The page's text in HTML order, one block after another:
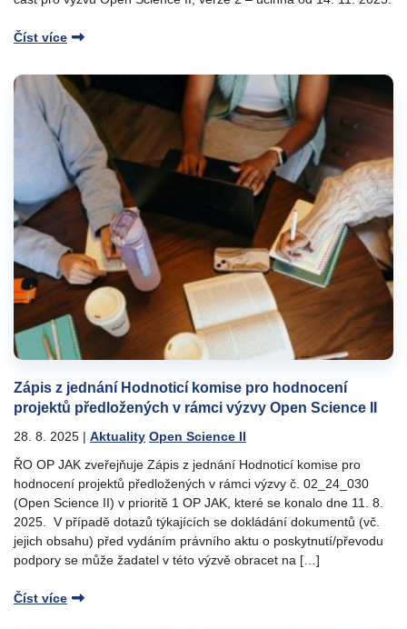
Číst více
Zápis z jednání Hodnoticí komise pro hodnocení
projektů předložených v rámci výzvy Open Science II
28. 8. 2025 | Aktuality Open Science II
ŘO OP JAK zveřejňuje Zápis z jednání Hodnoticí komise pro
hodnocení projektů předložených v rámci výzvy č. 02_24_030
(Open Science II) v prioritě 1 OP JAK, které se konalo dne 11. 8.
2025. V případě dotazů týkajících se dokládání dokumentů (vč.
jejich obsahu) před vydáním právního aktu o poskytnutí/převodu
podpory se může žadatel v této výzvě obracet na […]
Číst více